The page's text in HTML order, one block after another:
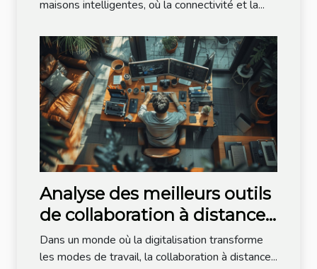
intelligente plus verte
maisons intelligentes, où la connectivité et la...
Analyse des meilleurs outils
de collaboration à distance
pour les professionnels de la
technologie
Dans un monde où la digitalisation transforme
les modes de travail, la collaboration à distance...